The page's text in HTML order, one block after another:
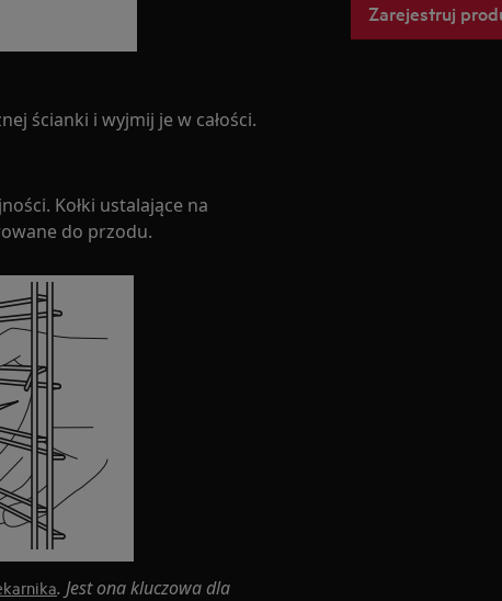
ścianki i wyjmij je w całości.
Kołki ustalające na
do przodu.
. Jest ona kluczowa dla
Zarejestruj